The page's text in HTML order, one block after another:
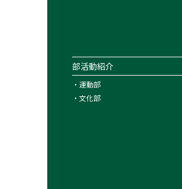
部活動紹介
・ 運動部
・ 文化部